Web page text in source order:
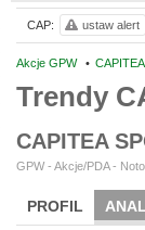
Akcje GPW •
Trendy
CAPITEA
GPW - Akcje/PDA -
PROFIL
CAP: ustaw alert
-41